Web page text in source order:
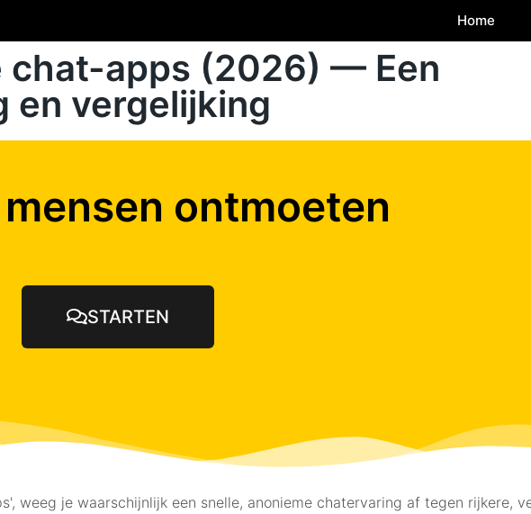
Home
chat-apps (2026) — Een
en vergelijking
ontmoeten
STARTEN
weeg je waarschijnlijk een snelle, anonieme chatervaring af tegen rijkere,